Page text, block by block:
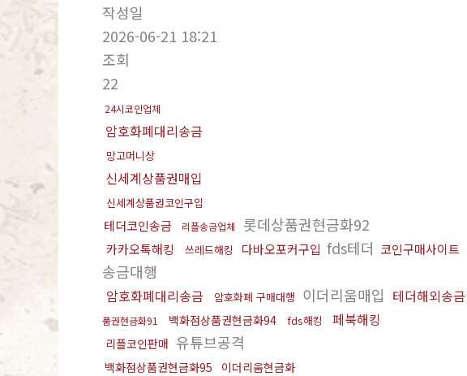
작성일
2026-06-21 18:21
조회
22
24시코인업체
암호화폐대리송금
망고머니상
신세계상품권매입
신세계상품권코인구입
테더코인송금 리플송금업체 롯데상품권현금화92
카카오톡해킹 쓰레드해킹 다바오포커구입 fds테더 코인구매사이트
송금대행
암호화폐대리송금 암호화폐 구매대행 이더리움매입 테더해외송금
품권현금화91
백화점상품권현금화94 fds해킹 페북해킹
리플코인판매 유튜브공격
백화점상품권현금화95 이더리움현금화